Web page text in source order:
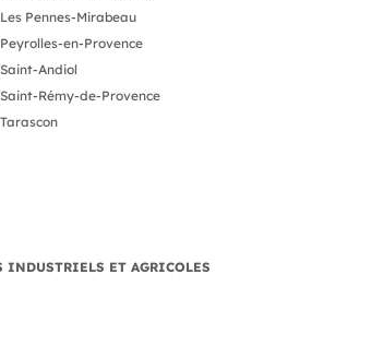
Les Pennes-Mirabeau
Peyrolles-en-Provence
Saint-Andiol
Saint-Rémy-de-Provence
Tarascon
INDUSTRIELS ET AGRICOLES